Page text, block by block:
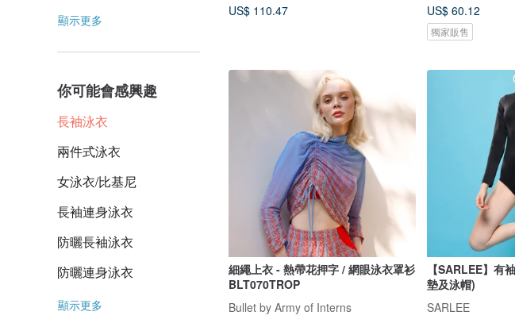
顯示更多
你可能會感興趣
長袖泳衣
兩件式泳衣
女泳衣/比基尼
長袖連身泳衣
防曬長袖泳衣
防曬連身泳衣
顯示更多
US$ 110.47
US$ 60.12
獨家販售
細繩上衣 - 熱帶花押字 / 網眼泳衣罩衫
BLT070TROP
Bullet by Army of Interns
【SARLEE】有
墊及泳帽)
SARLEE